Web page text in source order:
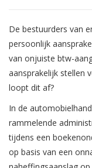
De bestuurders van
persoonlijk
van onjuiste btw-
aansprakelijk stellen
loopt dit af?
In de
rammelende
tijdens een
op basis van een